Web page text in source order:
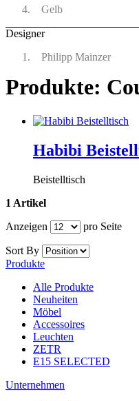
Gelb
Designer
Philipp Mainzer
Produkte:
Habibi
Beistelltisch
1 Artikel
Anzeigen
pro Seite
Sort By
Produkte
Alle Produkte
Neuheiten
Möbel
Accessoires
Leuchten
ZETR
E15 SELECTED
Unternehmen